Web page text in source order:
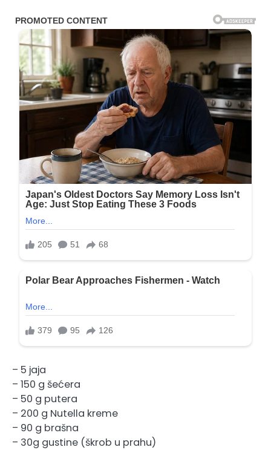
– 5 jaja
– 150 g šećera
– 50 g putera
– 200 g Nutella kreme
– 90 g brašna
– 30g gustine (škrob u prahu)